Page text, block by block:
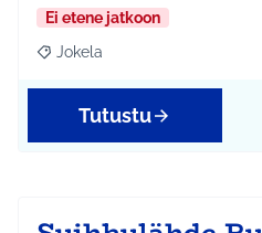
Ei etene jatkoon
Rajaa tulokset aihepiirin
Jokela
Tutustu